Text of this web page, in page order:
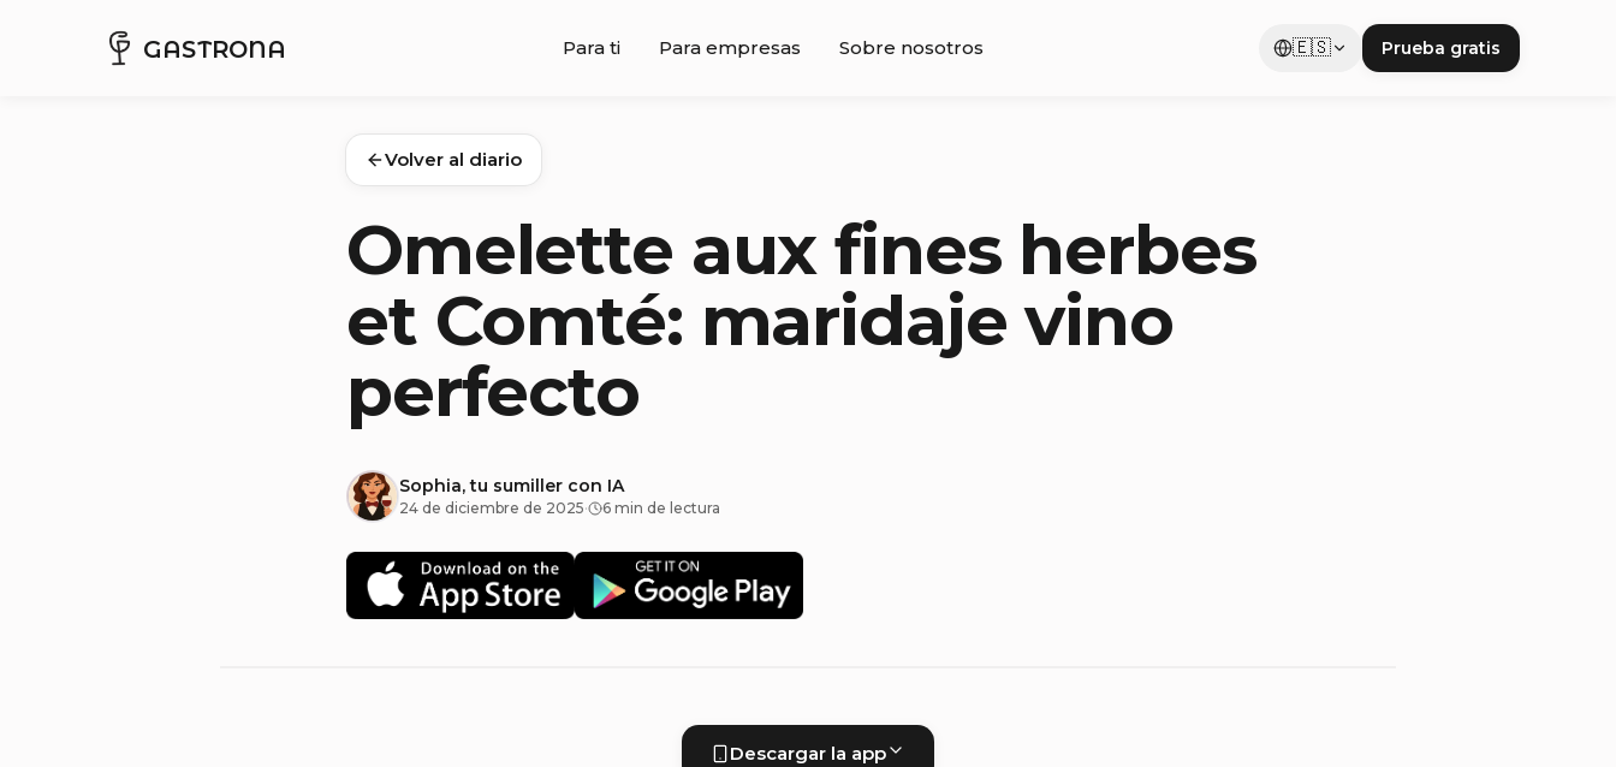
GASTRONA Para ti Para empresas Sobre nosotros 🇪🇸 Prueba gratis
Volver al diario
Omelette aux fines herbes
et Comté: maridaje vino
perfecto
Sophia, tu sumiller con IA
24 de diciembre de 2025· 6 min de lectura
Descargar la app